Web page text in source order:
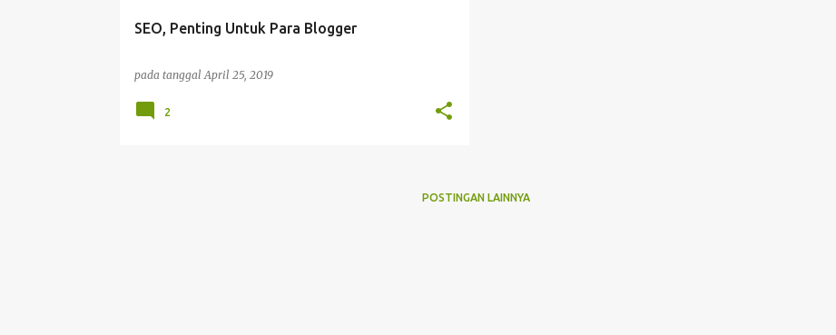
SEO, Penting Untuk Para Blogger
pada tanggalApril 25, 2019
2
POSTINGAN LAINNYA